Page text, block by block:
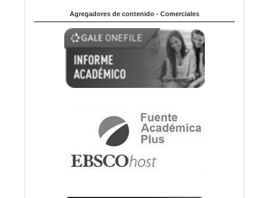
Agregadores de contenido - Comerciales